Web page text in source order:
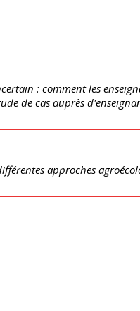
: comment les
de cas auprès
approches